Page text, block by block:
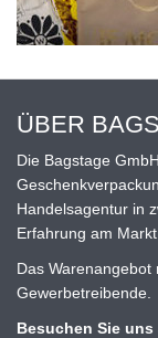
ÜBER
Die Bagstage
Handelsagentur in
Erfahrung am Markt.
Das
Gewerbetreibende.
Besuchen Sie uns